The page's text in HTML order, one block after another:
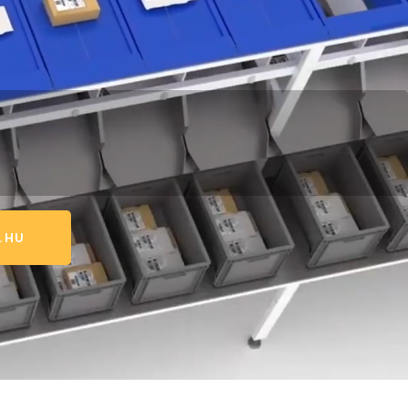
03
Visszáru nullázó:
Csökkentjük az át nem
vett csomagjaidnak a
számát